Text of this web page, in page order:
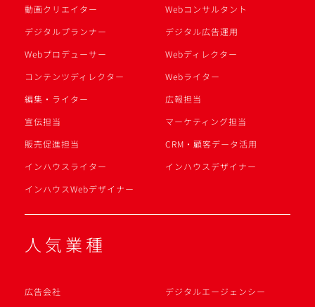
動画クリエイター
Webコンサルタント
デジタルプランナー
デジタル広告運用
Webプロデューサー
Webディレクター
コンテンツディレクター
Webライター
編集・ライター
広報担当
宣伝担当
マーケティング担当
販売促進担当
CRM・顧客データ活用
インハウスライター
インハウスデザイナー
インハウスWebデザイナー
人気業種
広告会社
デジタルエージェンシー